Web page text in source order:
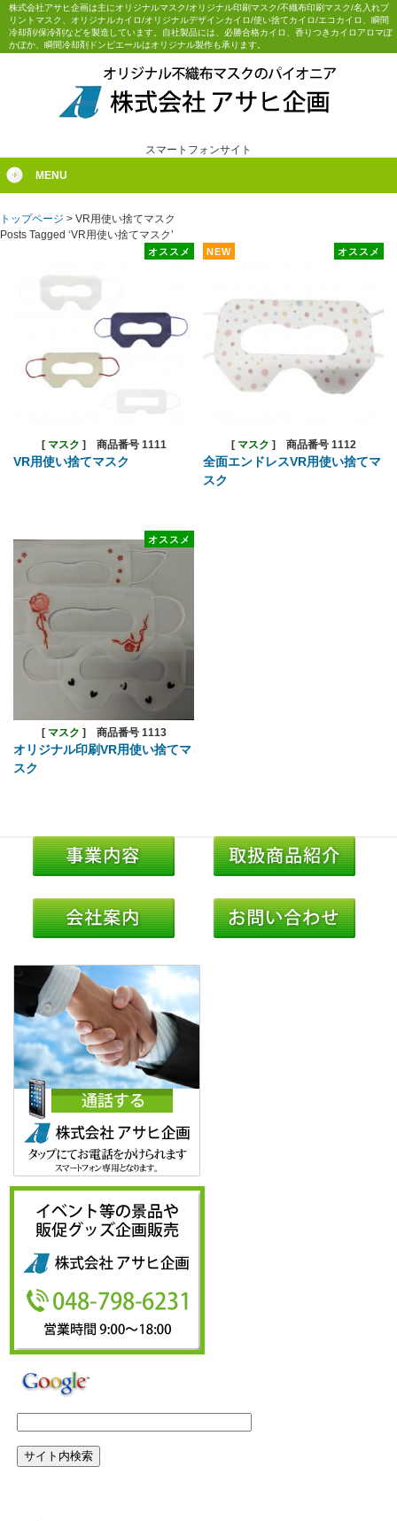
株式会社アサヒ企画は主にオリジナルマスク/オリジナル印刷マスク/不織布印刷マスク/名入れプ
リントマスク、オリジナルカイロ/オリジナルデザインカイロ/使い捨てカイロ/エコカイロ、瞬間
冷却剤/保冷剤などを製造しています。自社製品には、必勝合格カイロ、香りつきカイロアロマぽ
かぽか、瞬間冷却剤ドンピエールはオリジナル製作も承ります。
スマートフォンサイト
MENU
トップページ > VR用使い捨てマスク
Posts Tagged ‘VR用使い捨てマスク’
オススメ
[ マスク ] 商品番号 1111
VR用使い捨てマスク
NEW オススメ
[ マスク ] 商品番号 1112
全面エンドレスVR用使い捨てマ
スク
オススメ
[ マスク ] 商品番号 1113
オリジナル印刷VR用使い捨てマ
スク